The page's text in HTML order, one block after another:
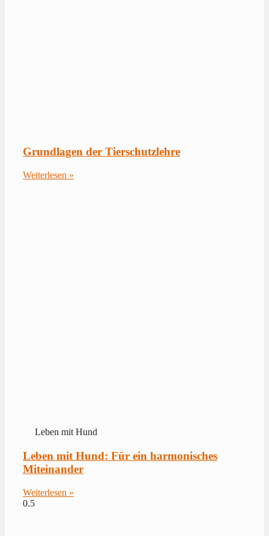
Grundlagen der Tierschutzlehre
Weiterlesen »
Leben mit Hund
Leben mit Hund: Für ein harmonisches
Miteinander
Weiterlesen »